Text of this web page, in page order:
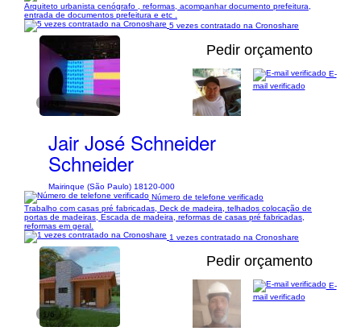
Arquiteto urbanista cenógrafo , reformas, acompanhar documento prefeitura,
entrada de documentos prefeitura e etc .
5 vezes contratado na Cronoshare
1/14
Pedir orçamento
Jair José Schneider
Schneider
Mairinque (São Paulo) 18120-000
E-
mail verificado
Número de telefone verificado
Trabalho com casas pré fabricadas, Deck de madeira, telhados colocação de
portas de madeiras, Escada de madeira, reformas de casas pré fabricadas,
reformas em geral.
1 vezes contratado na Cronoshare
1/6
Pedir orçamento
E-
mail verificado